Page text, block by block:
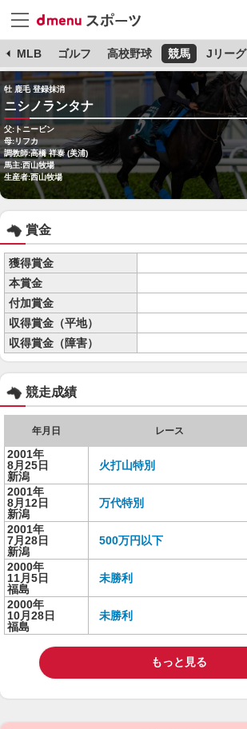
MLB ゴルフ 高校野球 競馬 Jリーグ
牡 鹿毛 登録抹消
ニシノランタナ
父:トニービン
母:リフカ
調教師:高橋 祥泰 (美浦)
馬主:西山牧場
生産者:西山牧場
賞金
獲得賞金
本賞金
付加賞金
収得賞金（平地）
収得賞金（障害）
競走成績
年月日 レース
2001年
8月25日
新潟
火打山特別
2001年
8月12日
新潟
万代特別
2001年
7月28日
新潟
500万円以下
2000年
11月5日
福島
未勝利
2000年
10月28日
福島
未勝利
もっと見る